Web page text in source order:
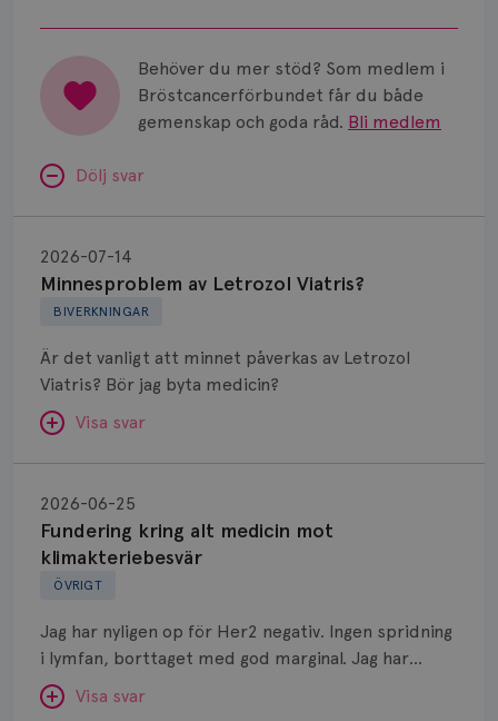
Universitetssjukhus i Umeå.
Behöver du mer stöd? Som medlem i
Bröstcancerförbundet får du både
gemenskap och goda råd. Bli medlem
Dölj svar
BIVERKNINGAR
Minnesproblem av Letrozol Viatris?
2026-07-14
Är det vanligt att minnet påverkas av Letrozol
Viatris? Bör jag byta medicin?
Visa svar
SVAR:
Hej. Oavsett vilken hormonsänkande behandling
(men även cytostatika) man får så kan en del
uppleva negativ påverkan på minnet. Prata din
märke eller annan aromatashämmare. Det kan ofta
vara bra att ha en paus först, för att se att
besvären blir bättre, men bäst är att prata med
Letrozol
Viatris?
ÖVRIGT
Fundering kring alt medicin mot
klimakteriebesvär
2026-06-25
Jag har nyligen op för Her2 negativ. Ingen spridning
i lymfan, borttaget med god marginal. Jag har
genomgått en 5 dagars strålning och är färdig
behandlad. Efter att jag nu slutat med östrogen-
Visa svar
kring
medicin